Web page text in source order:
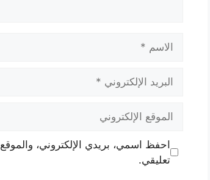
الإلكتروني
الإلكتروني
احفظ اسمي، بريدي الإلكتروني،
تعليقي.